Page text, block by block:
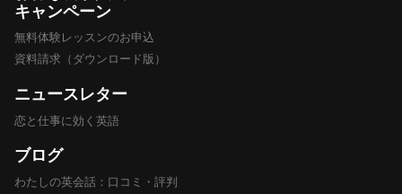
キャンペーン
無料体験レッスンのお申込
資料請求（ダウンロード版）
ニュースレター
恋と仕事に効く英語
ブログ
わたしの英会話：口コミ・評判